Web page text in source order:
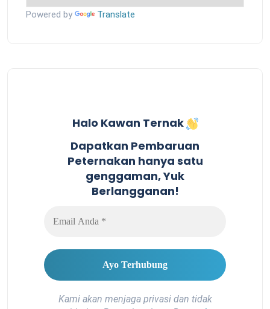
Powered by Translate
Halo Kawan Ternak
Dapatkan Pembaruan
Peternakan hanya satu
genggaman, Yuk
Berlangganan!
Kami akan menjaga privasi dan tidak